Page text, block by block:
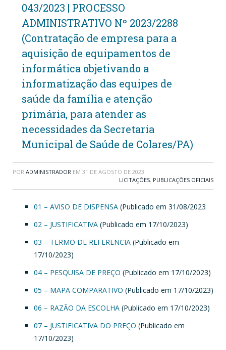
043/2023 | PROCESSO
ADMINISTRATIVO Nº 2023/2288
(Contratação de empresa para a
aquisição de equipamentos de
informática objetivando a
informatização das equipes de
saúde da família e atenção
primária, para atender as
necessidades da Secretaria
Municipal de Saúde de Colares/PA)
POR ADMINISTRADOR EM 31 DE AGOSTO DE 2023
LICITAÇÕES, PUBLICAÇÕES OFICIAIS
01 – AVISO DE DISPENSA (Publicado em 31/08/2023
02 – JUSTIFICATIVA (Publicado em 17/10/2023)
03 – TERMO DE REFERENCIA (Publicado em
17/10/2023)
04 – PESQUISA DE PREÇO (Publicado em 17/10/2023)
05 – MAPA COMPARATIVO (Publicado em 17/10/2023)
06 – RAZÃO DA ESCOLHA (Publicado em 17/10/2023)
07 – JUSTIFICATIVA DO PREÇO (Publicado em
17/10/2023)